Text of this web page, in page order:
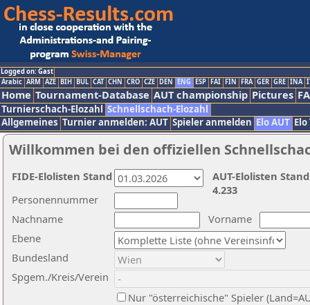
Logged on: Gast
Arabic ARM AZE BIH BUL CAT CHN CRO CZE DEN ENG ESP FAI FIN FRA GER GRE INA
Home Tournament-Database AUT championship Pictures
Turnierschach-Elozahl Schnellschach-Elozahl
Allgemeines Turnier anmelden: AUT Spieler anmelden Elo AUT
Willkommen bei den offiziellen
Nachname
Vorname
Ebene
Personennummer
Bundesland
Spgem./Kreis/Verein
Nur "österreichische" Spieler
AUT-Elolisten
4.233
FIDE-Elolisten Stand